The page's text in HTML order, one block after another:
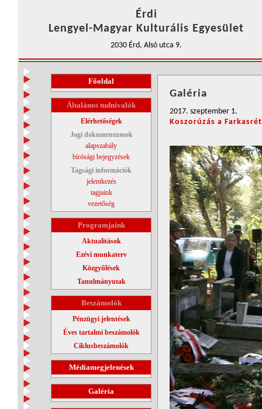
Érdi
Lengyel-Magyar Kulturális Egyesület
2030 Érd, Alsó utca 9.
Főoldal
Általános tudnivalók
Elérhetőségek
Jogi dokumentumok
alapszabály
bírósági bejegyzések
Tagsági információk
jelentkezés
tagjaink
vezetőség
Programjaink
Aktualitások
Ezévi munkaterv
Közgyűlések
Tanulmányutak
Beszámolók
Pénzügyi jelentések
Éves tartalmi beszámolók
Ciklusbeszámolók
Médiamegjelenések
Galéria
Galéria
2017. szeptember 1.
Koszorúzás a